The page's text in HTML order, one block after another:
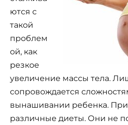
ются с
такой
проблем
ой, как
резкое
увеличение массы тела.
сопровождается
вынашивании ребенка.
различные диеты. Они не